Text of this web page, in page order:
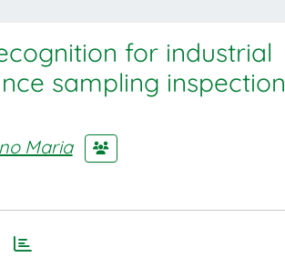
for industrial
sampling inspection
Maria